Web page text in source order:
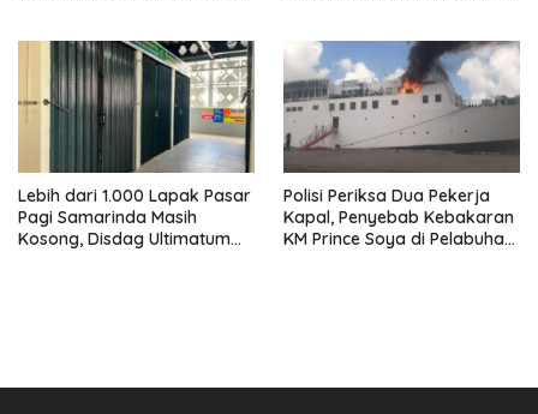
Lebih dari 1.000 Lapak Pasar
Pagi Samarinda Masih
Kosong, Disdag Ultimatum
Polisi Periksa Dua Pekerja
Kapal, Penyebab Kebakaran
KM Prince Soya di Pelabuhan